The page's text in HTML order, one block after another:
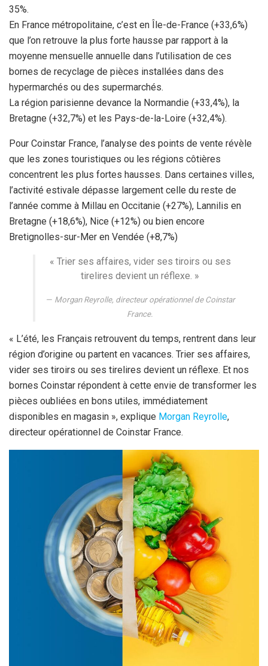
35%.
En France métropolitaine, c’est en Île-de-France (+33,6%)
que l’on retrouve la plus forte hausse par rapport à la
moyenne mensuelle annuelle dans l’utilisation de ces
bornes de recyclage de pièces installées dans des
hypermarchés ou des supermarchés.
La région parisienne devance la Normandie (+33,4%), la
Bretagne (+32,7%) et les Pays-de-la-Loire (+32,4%).
Pour Coinstar France, l’analyse des points de vente révèle
que les zones touristiques ou les régions côtières
concentrent les plus fortes hausses. Dans certaines villes,
l’activité estivale dépasse largement celle du reste de
l’année comme à Millau en Occitanie (+27%), Lannilis en
Bretagne (+18,6%), Nice (+12%) ou bien encore
Bretignolles-sur-Mer en Vendée (+8,7%)
« Trier ses affaires, vider ses tiroirs ou ses
tirelires devient un réflexe. »
Morgan Reyrolle, directeur opérationnel de Coinstar
France.
« L’été, les Français retrouvent du temps, rentrent dans leur
région d’origine ou partent en vacances. Trier ses affaires,
vider ses tiroirs ou ses tirelires devient un réflexe. Et nos
bornes Coinstar répondent à cette envie de transformer les
pièces oubliées en bons utiles, immédiatement
disponibles en magasin », explique Morgan Reyrolle,
directeur opérationnel de Coinstar France.